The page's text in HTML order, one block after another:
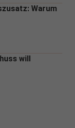
Warum
will